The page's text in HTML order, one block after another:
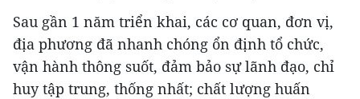
Sau gần 1 năm triển khai, các cơ quan, đơn vị,
địa phương đã nhanh chóng ổn định tổ chức,
vận hành thông suốt, đảm bảo sự lãnh đạo, chỉ
huy tập trung, thống nhất; chất lượng huấn